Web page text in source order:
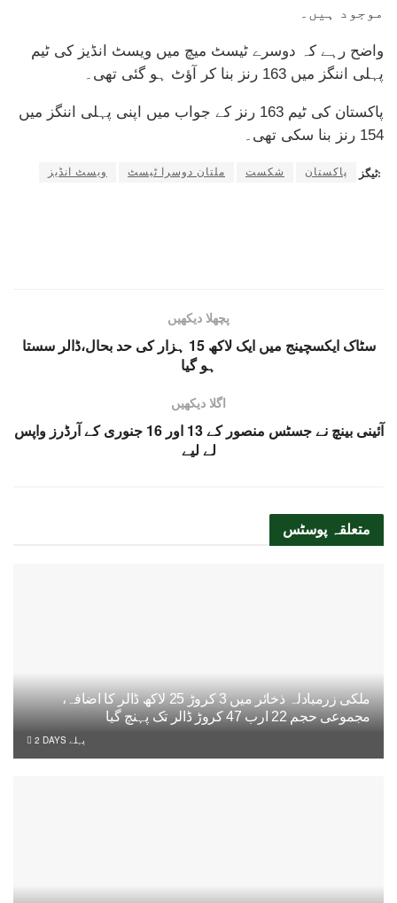
موجود ہیں۔
واضح رہے کہ دوسرے ٹیسٹ میچ میں ویسٹ انڈیز کی ٹیم
پہلی اننگز میں 163 رنز بنا کر آؤٹ ہو گئی تھی۔
پاکستان کی ٹیم 163 رنز کے جواب میں اپنی پہلی اننگز میں
154 رنز بنا سکی تھی۔
ٹیگز: پاکستان شکست ملتان دوسرا ٹیسٹ ویسٹ انڈیز
پچھلا دیکھیں
سٹاک ایکسچینج میں ایک لاکھ 15 ہزار کی حد بحال،ڈالر سستا
ہو گیا
اگلا دیکھیں
آئینی بینچ نے جسٹس منصور کے 13 اور 16 جنوری کے آرڈرز واپس
لے لیے
متعلقہ پوسٹس
ملکی زرمبادلہ ذخائر میں 3 کروڑ 25 لاکھ ڈالر کا اضافہ،
مجموعی حجم 22 ارب 47 کروڑ ڈالر تک پہنچ گیا
2 DAYS پہلے